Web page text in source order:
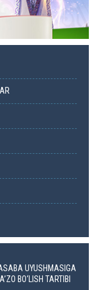
UYUSHMASIGA
A’ZO BO‘LISH TARTIBI